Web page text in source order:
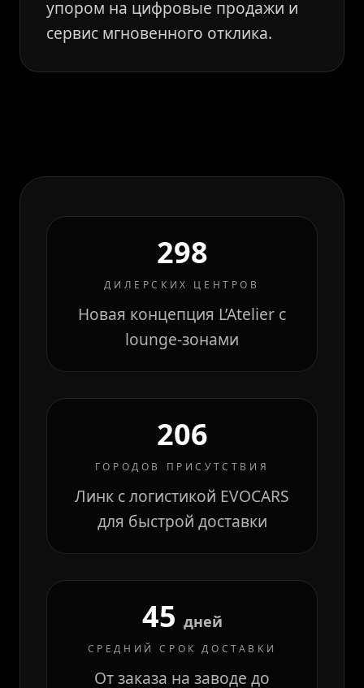
упором на цифровые продажи и
сервис мгновенного отклика.
298
ДИЛЕРСКИХ ЦЕНТРОВ
Новая концепция L’Atelier с
lounge-зонами
206
ГОРОДОВ ПРИСУТСТВИЯ
Линк с логистикой EVOCARS
для быстрой доставки
45 дней
СРЕДНИЙ СРОК ДОСТАВКИ
От заказа на заводе до